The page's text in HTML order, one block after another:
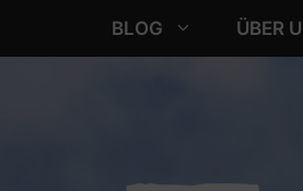
BLOG ÜBER